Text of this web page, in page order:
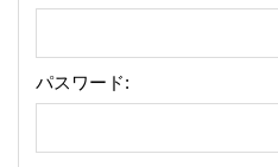
パスワード: